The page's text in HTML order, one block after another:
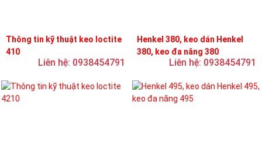
Thông tin kỹ thuật keo loctite
410
Liên hệ: 0938454791
Henkel 380, keo dán Henkel
380, keo đa năng 380
Liên hệ: 0938454791